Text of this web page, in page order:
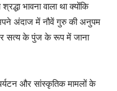
भावना वाला था क्योंकि
अंदाज में नौवें गुरु की अनुपम
सत्य के पुंज के रूप में जाना
और सांस्कृतिक मामलों के